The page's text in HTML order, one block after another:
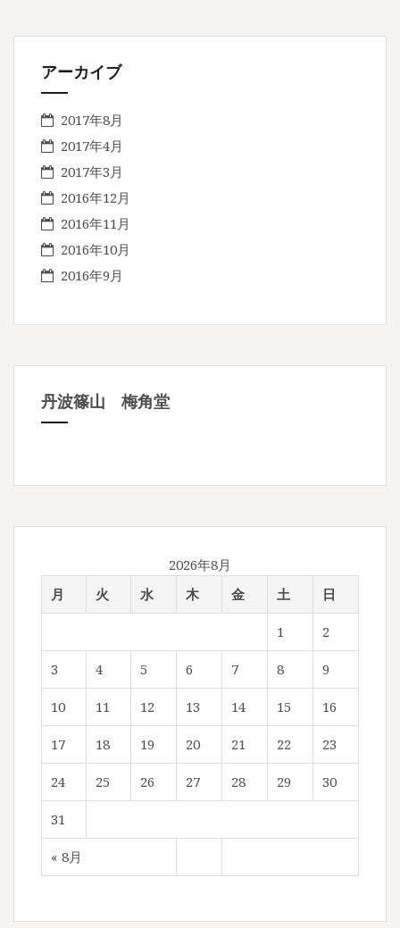
アーカイブ
2017年8月
2017年4月
2017年3月
2016年12月
2016年11月
2016年10月
2016年9月
丹波篠山 梅角堂
2026年8月
月
火 水 木 金 土 日
« 8月
1 2
3 4 5 6 7 8 9
10 11 12 13 14 15 16
17 18 19 20 21 22 23
24 25 26 27 28 29 30
31